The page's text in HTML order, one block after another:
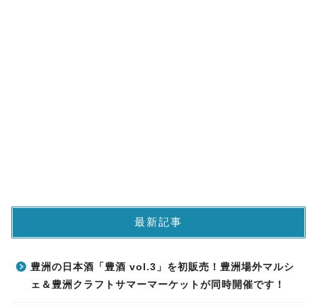
最新記事
豊洲の日本酒「豊酒 vol.3」を初販売！豊洲場外マルシ
ェ＆豊洲クラフトサマーマーケットが同時開催です！